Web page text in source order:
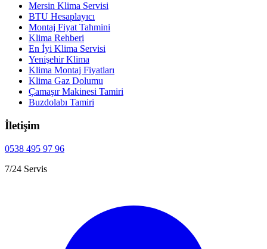
Mersin Klima Servisi
BTU Hesaplayıcı
Montaj Fiyat Tahmini
Klima Rehberi
En İyi Klima Servisi
Yenişehir Klima
Klima Montaj Fiyatları
Klima Gaz Dolumu
Çamaşır Makinesi Tamiri
Buzdolabı Tamiri
İletişim
0538 495 97 96
7/24 Servis